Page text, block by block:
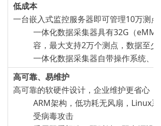
低成本
一台嵌入式监控服务器即可管理10万测点
一体化数据采集器具有32G（
容，最大支持2万个测点，数据至少
一体化数据采集器自带操作系统、
高可靠、易维护
高可靠的软硬件设计，企业维护更省心
ARM架构，低功耗无风扇，Linux
受病毒攻击